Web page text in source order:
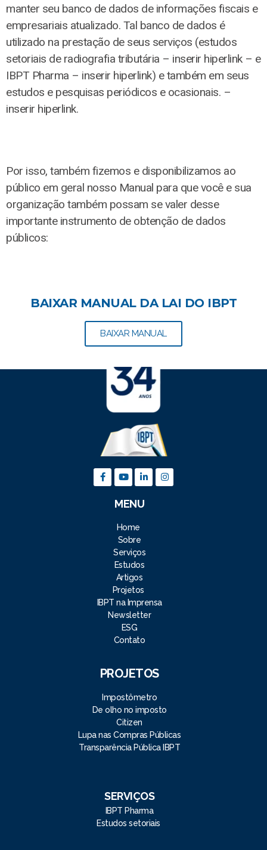
manter seu banco de dados de informações fiscais e
empresariais atualizado. Tal banco de dados é
utilizado na prestação de seus serviços (estudos
setoriais de radiografia tributária – inserir hiperlink – e
IBPT Pharma – inserir hiperlink) e também em seus
estudos e pesquisas periódicos e ocasionais. –
inserir hiperlink.
Por isso, também fizemos e disponibilizamos ao
público em geral nosso Manual para que você e sua
organização também possam se valer desse
importante instrumento de obtenção de dados
públicos:
BAIXAR MANUAL DA LAI DO IBPT
BAIXAR MANUAL
MENU
Home
Sobre
Serviços
Estudos
Artigos
Projetos
IBPT na Imprensa
Newsletter
ESG
Contato
PROJETOS
Impostômetro
De olho no imposto
Citizen
Lupa nas Compras Públicas
Transparência Pública IBPT
SERVIÇOS
IBPT Pharma
Estudos setoriais